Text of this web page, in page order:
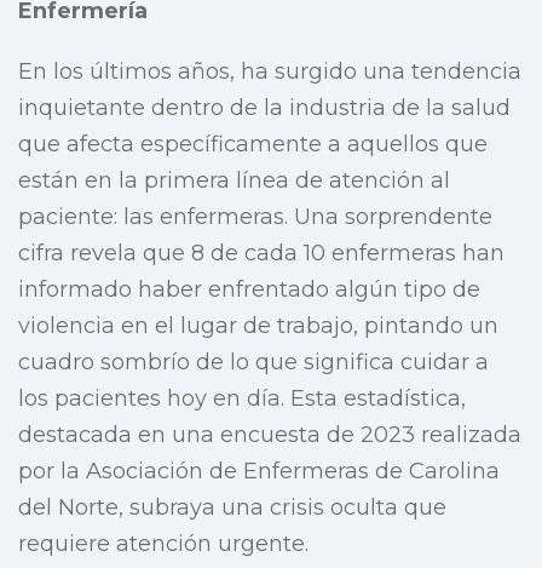
Enfermería
En los últimos años, ha surgido una tendencia
inquietante dentro de la industria de la salud
que afecta específicamente a aquellos que
están en la primera línea de atención al
paciente: las enfermeras. Una sorprendente
cifra revela que 8 de cada 10 enfermeras han
informado haber enfrentado algún tipo de
violencia en el lugar de trabajo, pintando un
cuadro sombrío de lo que significa cuidar a
los pacientes hoy en día. Esta estadística,
destacada en una encuesta de 2023 realizada
por la Asociación de Enfermeras de Carolina
del Norte, subraya una crisis oculta que
requiere atención urgente.